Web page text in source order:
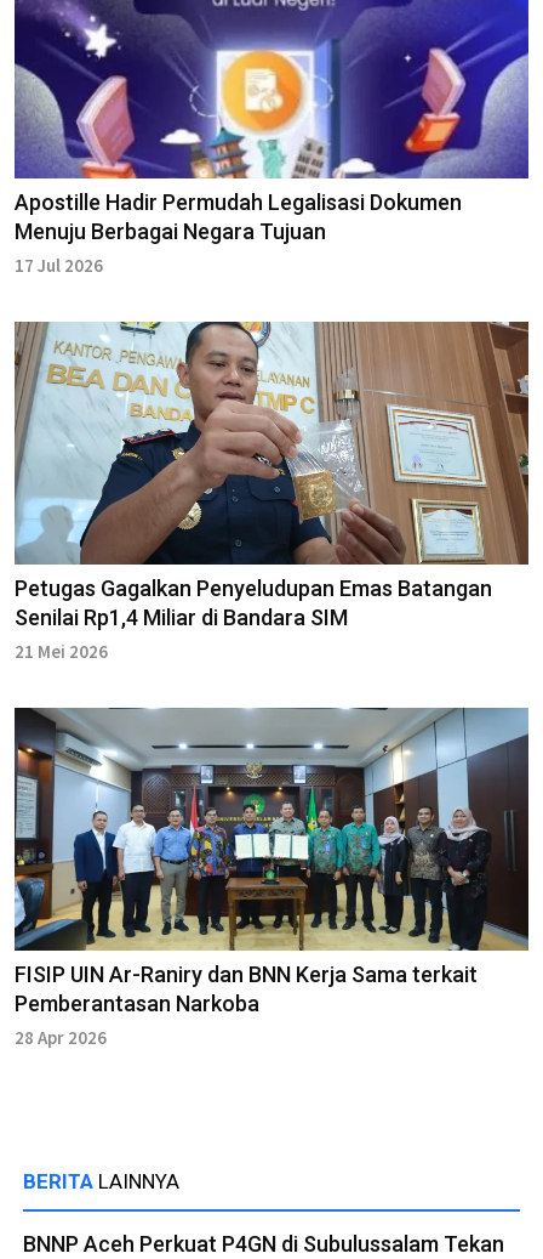
Apostille Hadir Permudah Legalisasi Dokumen
Menuju Berbagai Negara Tujuan
17 Jul 2026
Petugas Gagalkan Penyeludupan Emas Batangan
Senilai Rp1,4 Miliar di Bandara SIM
21 Mei 2026
FISIP UIN Ar-Raniry dan BNN Kerja Sama terkait
Pemberantasan Narkoba
28 Apr 2026
BERITA LAINNYA
BNNP Aceh Perkuat P4GN di Subulussalam Tekan